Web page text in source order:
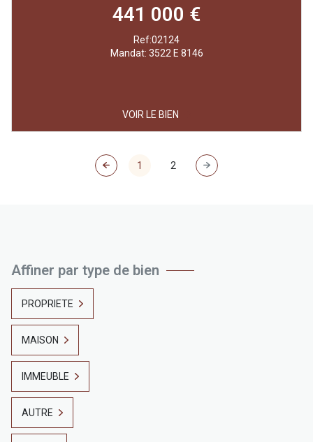
441 000 €
Ref:02124
Mandat: 3522 E 8146
VOIR LE BIEN
1 2
Affiner par type de bien
PROPRIETE
MAISON
IMMEUBLE
AUTRE